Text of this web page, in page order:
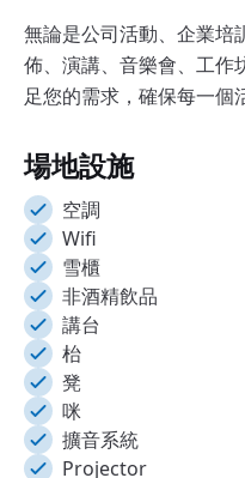
無論是公司活動、企業培
佈、演講、音樂會、工作
足您的需求，確保每一個
場地設施
空調
Wifi
雪櫃
非酒精飲品
講台
枱
凳
咪
擴音系統
Projector